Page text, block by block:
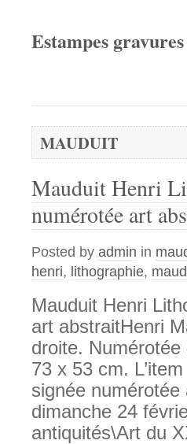
Estampes
MAUDUIT
Mauduit Henri
numérotée art
Posted by admin in
henri, lithographie,
Mauduit Henri
art abstraitHenri
droite.
73 x 53 cm.
signée
dimanche 24
antiquités\Art du